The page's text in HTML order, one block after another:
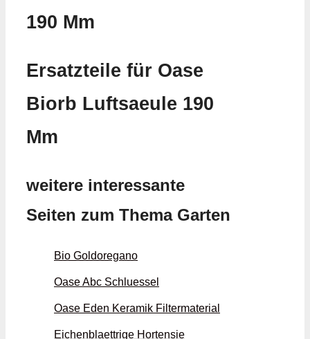
190 Mm
Ersatzteile für Oase
Biorb Luftsaeule 190
Mm
weitere interessante
Seiten zum Thema Garten
Bio Goldoregano
Oase Abc Schluessel
Oase Eden Keramik Filtermaterial
Eichenblaettrige Hortensie